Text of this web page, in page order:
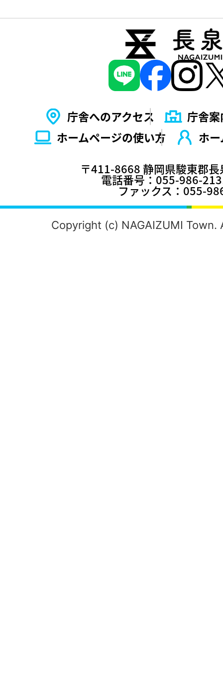
庁舎へのアクセス
庁舎案
ホームページの使い⽅
ホ
〒411-8668 静岡県駿東郡
電話番号：055-986-
ファックス：055-
Copyright (c) NAGAIZUMI Town.